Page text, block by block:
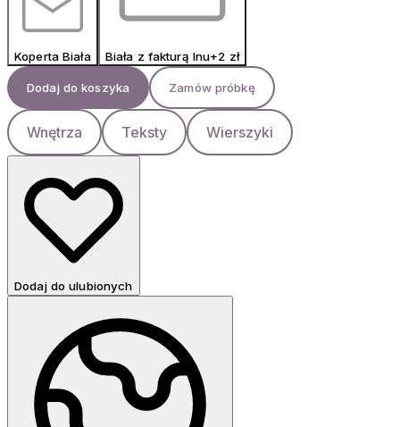
Koperta Biała Biała z fakturą lnu+2 zł
Dodaj do koszyka Zamów próbkę
Wnętrza Teksty Wierszyki
Dodaj do ulubionych